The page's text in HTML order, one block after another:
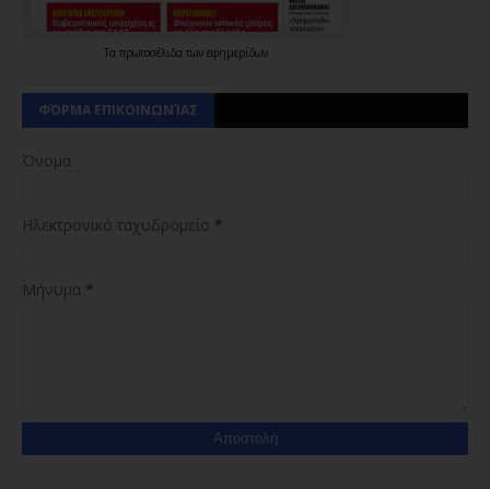
Τα πρωτοσέλιδα των εφημερίδων
ΦΌΡΜΑ ΕΠΙΚΟΙΝΩΝΊΑΣ
Όνομα
Ηλεκτρονικό ταχυδρομείο *
Μήνυμα *